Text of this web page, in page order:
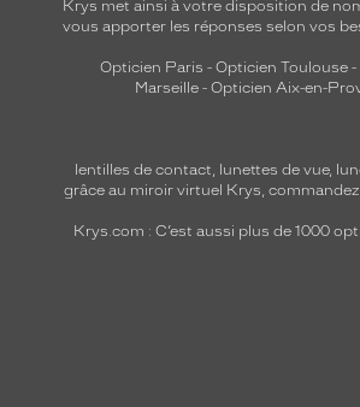
Krys met ainsi à votre disposition de
vous apporter les réponses selon vos
Opticien Paris - Opticien Toulouse -
Marseille - Opticien Aix-en-
lentilles de contact, lunettes de vue,
grâce au miroir virtuel Krys,
Krys.com : C’est aussi plus de 1000